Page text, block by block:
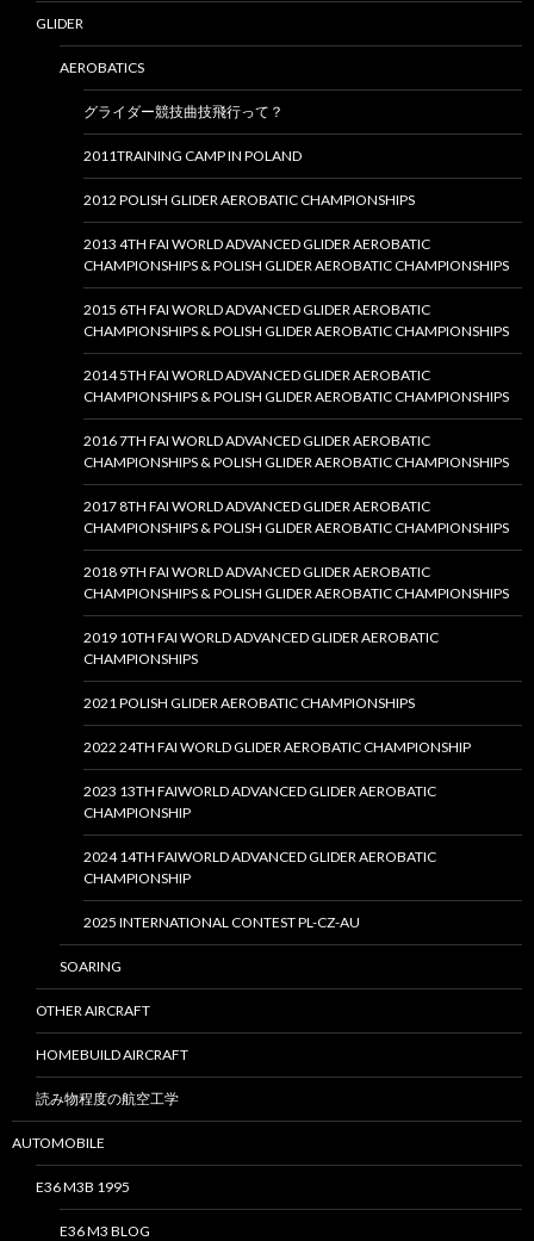
GLIDER
AEROBATICS
グライダー競技曲技飛行って？
2011TRAINING CAMP IN POLAND
2012 POLISH GLIDER AEROBATIC CHAMPIONSHIPS
2013 4TH FAI WORLD ADVANCED GLIDER AEROBATIC
CHAMPIONSHIPS & POLISH GLIDER AEROBATIC CHAMPIONSHIPS
2015 6TH FAI WORLD ADVANCED GLIDER AEROBATIC
CHAMPIONSHIPS & POLISH GLIDER AEROBATIC CHAMPIONSHIPS
2014 5TH FAI WORLD ADVANCED GLIDER AEROBATIC
CHAMPIONSHIPS & POLISH GLIDER AEROBATIC CHAMPIONSHIPS
2016 7TH FAI WORLD ADVANCED GLIDER AEROBATIC
CHAMPIONSHIPS & POLISH GLIDER AEROBATIC CHAMPIONSHIPS
2017 8TH FAI WORLD ADVANCED GLIDER AEROBATIC
CHAMPIONSHIPS & POLISH GLIDER AEROBATIC CHAMPIONSHIPS
2018 9TH FAI WORLD ADVANCED GLIDER AEROBATIC
CHAMPIONSHIPS & POLISH GLIDER AEROBATIC CHAMPIONSHIPS
2019 10TH FAI WORLD ADVANCED GLIDER AEROBATIC
CHAMPIONSHIPS
2021 POLISH GLIDER AEROBATIC CHAMPIONSHIPS
2022 24TH FAI WORLD GLIDER AEROBATIC CHAMPIONSHIP
2023 13TH FAIWORLD ADVANCED GLIDER AEROBATIC
CHAMPIONSHIP
2024 14TH FAIWORLD ADVANCED GLIDER AEROBATIC
CHAMPIONSHIP
2025 INTERNATIONAL CONTEST PL-CZ-AU
SOARING
OTHER AIRCRAFT
HOMEBUILD AIRCRAFT
読み物程度の航空工学
AUTOMOBILE
E36 M3B 1995
E36 M3 BLOG